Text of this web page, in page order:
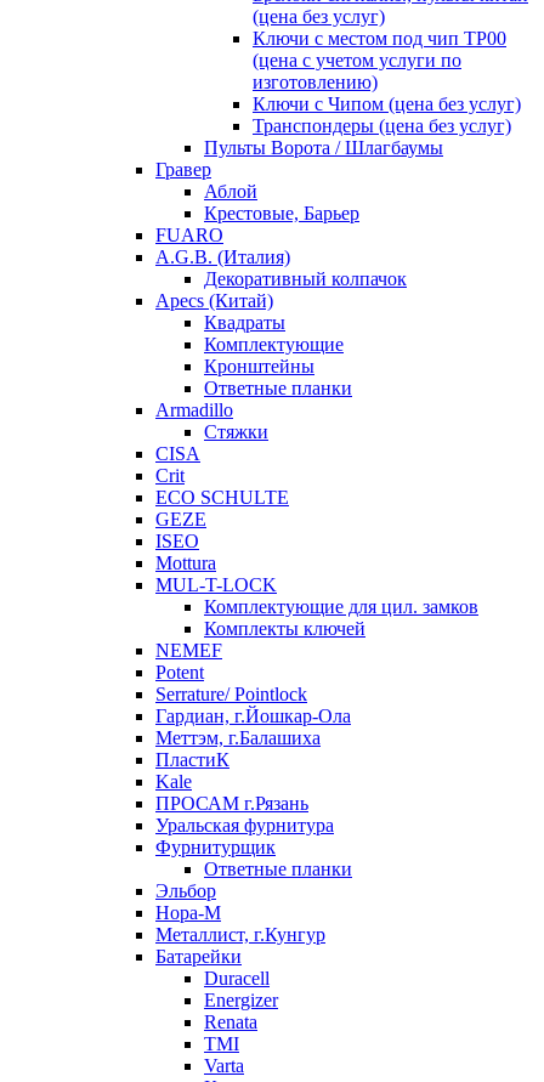
(цена без услуг)
Ключи с местом под чип TP00
(цена с учетом услуги по
изготовлению)
Ключи с Чипом (цена без услуг)
Транспондеры (цена без услуг)
Пульты Ворота / Шлагбаумы
Гравер
Аблой
Крестовые, Барьер
FUARO
A.G.B. (Италия)
Декоративный колпачок
Apecs (Китай)
Квадраты
Комплектующие
Кронштейны
Ответные планки
Armadillo
Стяжки
CISA
Crit
ECO SCHULTE
GEZE
ISEO
Mottura
MUL-T-LOCK
Комплектующие для цил. замков
Комплекты ключей
NEMEF
Potent
Serrature/ Pointlock
Гардиан, г.Йошкар-Ола
Меттэм, г.Балашиха
ПластиК
Kale
ПРОСАМ г.Рязань
Уральская фурнитура
Фурнитурщик
Ответные планки
Эльбор
Нора-М
Металлист, г.Кунгур
Батарейки
Duracell
Energizer
Renata
TMI
Varta